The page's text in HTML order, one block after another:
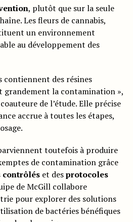
, plutôt que sur la seule
Les fleurs de cannabis,
un environnement
au développement des
contiennent des résines
grandement la contamination »,
de l’étude. Elle précise
accrue à toutes les étapes,
toutefois à produire
de contamination grâce
contrôléset desprotocoles
de McGill collabore
pour explorer des solutions
de bactéries bénéfiques